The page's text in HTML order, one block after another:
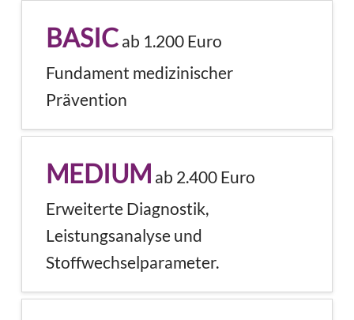
BASICab 1.200 Euro
Fundament medizinischer
Prävention
MEDIUM ab 2.400 Euro
Erweiterte Diagnostik,
Leistungsanalyse und
Stoffwechselparameter.